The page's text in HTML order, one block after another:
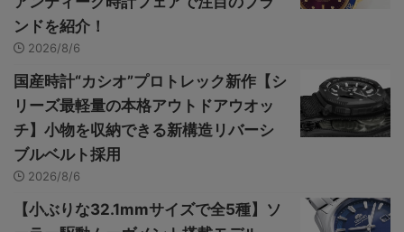
ンドを紹介！
2026/8/6
国産時計“カシオ”プロトレック新作【シ
リーズ最軽量の本格アウトドアウオッ
チ】小物を収納できる新構造リバーシ
ブルベルト採用
2026/8/6
【小ぶりな32.1mmサイズで全5種】ソ